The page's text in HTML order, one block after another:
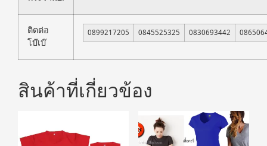
ติดต่อ
โบ๊เบ๊
0899217205 0845525325 0830693442
สินค้าที่เกี่ยวข้อง